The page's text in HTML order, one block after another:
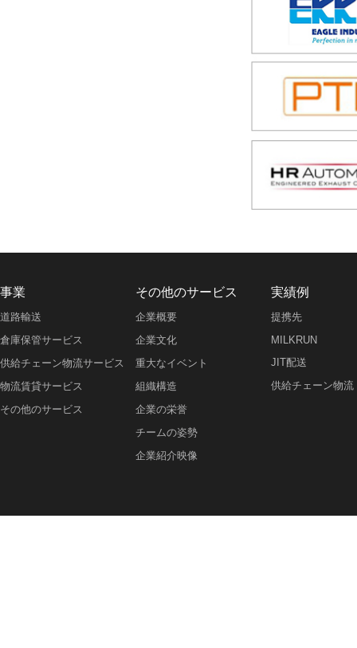
事業
道路輸送
倉庫保管サービス
供給チェーン物流サービス
物流賃貸サービス
その他のサービス
その他のサービス
企業概要
企業文化
重大なイベント
組織構造
企業の栄誉
チームの姿勢
企業紹介映像
実績例
提携先
MILKRUN
JIT配送
供給チェーン物流